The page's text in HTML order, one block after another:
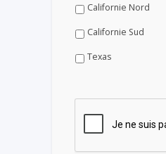
Californie Nord
Californie Sud
Texas